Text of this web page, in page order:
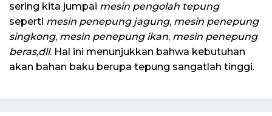
sering kita jumpai mesin pengolah tepung
seperti mesin penepung jagung, mesin penepung
singkong, mesin penepung ikan, mesin penepung
beras,dll. Hal ini menunjukkan bahwa kebutuhan
akan bahan baku berupa tepung sangatlah tinggi.